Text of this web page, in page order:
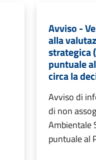
Avviso -
alla
strategica
puntuale
circa la
Avviso di
di non
Ambientale
puntuale al